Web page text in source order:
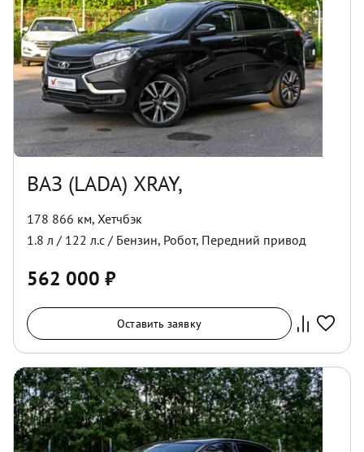
ВАЗ (LADA) XRAY,
178 866 км, Хетчбэк
1.8 л / 122 л.с / Бензин, Робот, Передний привод
562 000 ₽
Оставить заявку